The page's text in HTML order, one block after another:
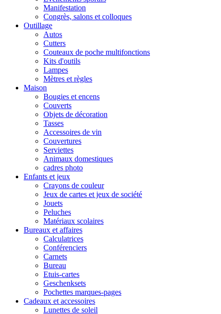
Manifestation
Congrès, salons et colloques
Outillage
Autos
Cutters
Couteaux de poche multifonctions
Kits d'outils
Lampes
Mètres et règles
Maison
Bougies et encens
Couverts
Objets de décoration
Tasses
Accessoires de vin
Couvertures
Serviettes
Animaux domestiques
cadres photo
Enfants et jeux
Crayons de couleur
Jeux de cartes et jeux de société
Jouets
Peluches
Matériaux scolaires
Bureaux et affaires
Calculatrices
Conférenciers
Carnets
Bureau
Etuis-cartes
Geschenksets
Pochettes marques-pages
Cadeaux et accessoires
Lunettes de soleil